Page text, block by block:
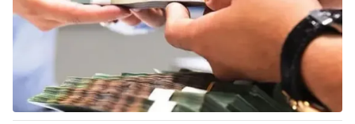
Học trực tuyến
Hitech Công nghệ tương lai
Thị trường
Tư vấn
Giao lưu trực tuyến
Lịch phát sóng